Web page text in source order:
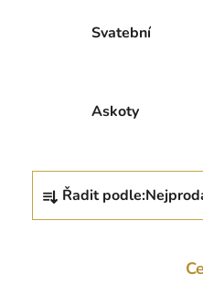
Svatební
Askoty
Ř
z
Řadit podle: